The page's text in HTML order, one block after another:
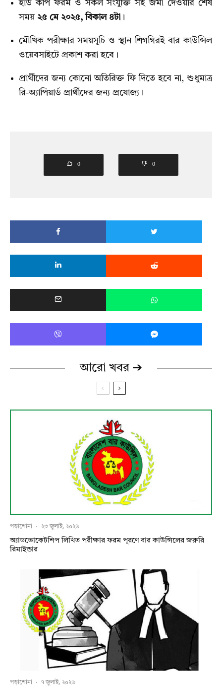
হার্ড কপি ফরম ও সকল সংযুক্তি সহ জমা দেওয়ার শেষ
সময় ২৫ মে ২০২৫, বিকাল ৪টা ।
মৌখিক পরীক্ষার সময়সূচি ও স্থান শিগগিরই বার কাউন্সিল
ওয়েবসাইটে প্রকাশ করা হবে।
প্রার্থীদের জন্য কোনো অতিরিক্ত ফি দিতে হবে না, শুধুমাত্র
রি-অ্যাপিয়ার্ড প্রার্থীদের জন্য প্রযোজ্য।
0 0
আরো খবর ➔
পড়াশোনা · ২৩ জুলাই, ২০২৬
অ্যাডভোকেটশিপ লিখিত পরীক্ষার ফরম পূরণে বার কাউন্সিলের জরুরি
রিমাইন্ডার
পড়াশোনা · ৭ জুলাই, ২০২৬